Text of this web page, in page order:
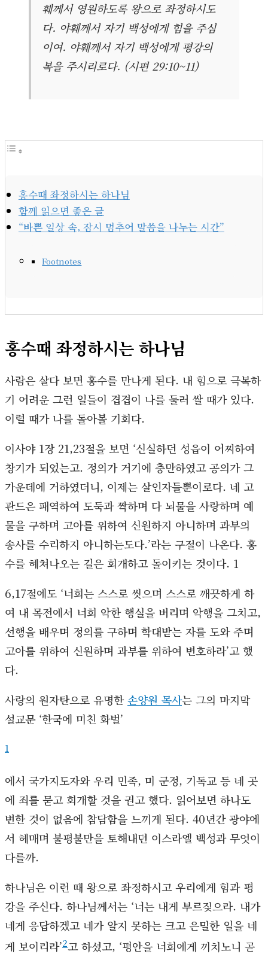
훼께서 영원하도록 왕으로 좌정하시도
다. 야훼께서 자기 백성에게 힘을 주심
이여. 야훼께서 자기 백성에게 평강의
복을 주시리로다. (시편 29:10~11)
홍수때 좌정하시는 하나님
함께 읽으면 좋은 글
“바쁜 일상 속, 잠시 멈추어 말씀을 나누는 시간”
Footnotes
홍수때 좌정하시는 하나님
사람은 살다 보면 홍수를 만나게 된다. 내 힘으로 극복하
기 어려운 그런 일들이 겹겹이 나를 둘러 쌀 때가 있다.
이럴 때가 나를 돌아볼 기회다.
이사야 1장 21,23절을 보면 ‘신실하던 성읍이 어찌하여
창기가 되었는고. 정의가 거기에 충만하였고 공의가 그
가운데에 거하였더니, 이제는 살인자들뿐이로다. 네 고
관드은 패역하여 도둑과 짝하며 다 뇌물을 사랑하며 예
물을 구하며 고아를 위하여 신원하지 아니하며 과부의
송사를 수리하지 아니하는도다.’라는 구절이 나온다. 홍
수를 헤쳐나오는 길은 회개하고 돌이키는 것이다. 1
6,17절에도 ‘너희는 스스로 씻으며 스스로 깨끗하게 하
여 내 목전에서 너희 악한 행실을 버리며 악행을 그치고,
선행을 배우며 정의를 구하며 학대받는 자를 도와 주며
고아를 위하여 신원하며 과부를 위하여 변호하라’고 했
다.
사랑의 원자탄으로 유명한손양원 목사는 그의 마지막
설교문 ‘한국에 미친 화벌’
1
에서 국가지도자와 우리 민족, 미 군정, 기독교 등 네 곳
에 죄를 묻고 회개할 것을 권고 했다. 읽어보면 하나도
변한 것이 없음에 참담함을 느끼게 된다. 40년간 광야에
서 헤매며 불평불만을 토해내던 이스라엘 백성과 무엇이
다를까.
하나님은 이런 때 왕으로 좌정하시고 우리에게 힘과 평
강을 주신다. 하나님께서는 ‘너는 내게 부르짖으라. 내가
네게 응답하겠고 네가 알지 못하는 크고 은밀한 일을 네
게 보이리라’2고 하셨고, ‘평안을 너희에게 끼치노니 곧